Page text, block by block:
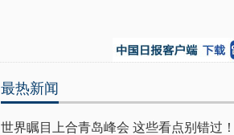
最热新闻
世界瞩目上合青岛峰会 这些看点别错过！